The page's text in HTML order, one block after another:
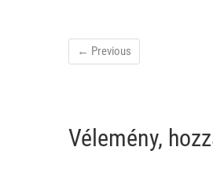
← Previous
Vélemény,